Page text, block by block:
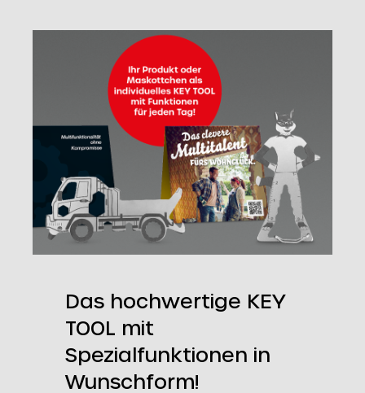
Das hochwertige KEY
TOOL mit
Spezialfunktionen in
Wunschform!